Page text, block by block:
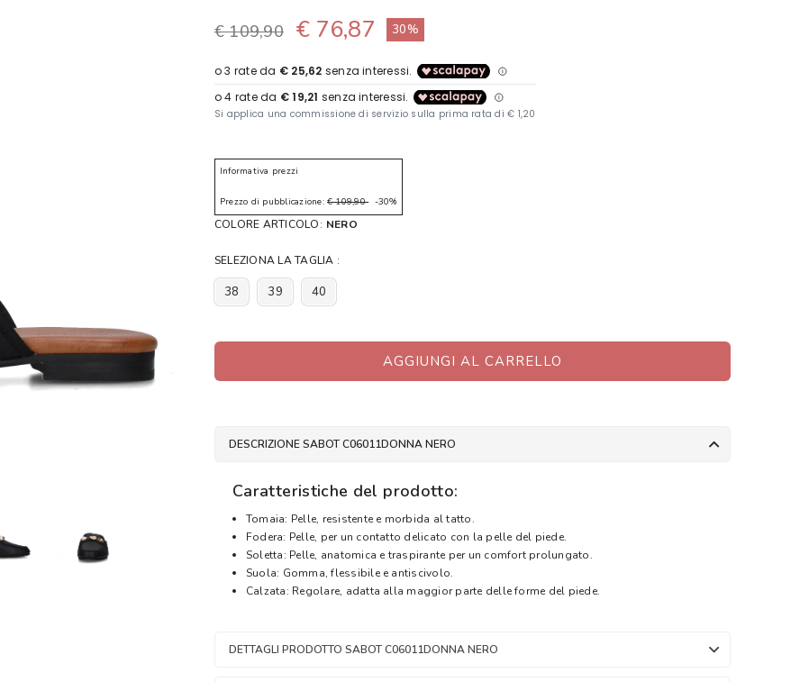
€ 109,90 € 76,87 30%
Informativa prezzi
Prezzo di pubblicazione: € 109,90-30%
COLORE ARTICOLO: NERO
SELEZIONA LA TAGLIA :
38 39 40
AGGIUNGI AL CARRELLO
DESCRIZIONE SABOT C06011DONNA NERO
Caratteristiche del prodotto:
Tomaia: Pelle, resistente e morbida al tatto.
Fodera: Pelle, per un contatto delicato con la pelle del piede.
Soletta: Pelle, anatomica e traspirante per un comfort prolungato.
Suola: Gomma, flessibile e antiscivolo.
Calzata: Regolare, adatta alla maggior parte delle forme del piede.
DETTAGLI PRODOTTO SABOT C06011DONNA NERO